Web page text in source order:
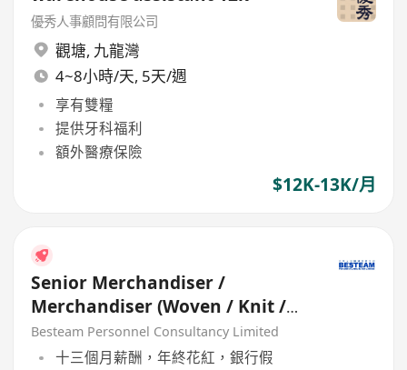
優秀人事顧問有限公司
觀塘, 九龍灣
4~8小時/天, 5天/週
享有雙糧
提供牙科福利
額外醫療保險
$12K-13K/月
Senior Merchandiser /
Merchandiser (Woven / Knit /
Sweater) - 5 days
Besteam Personnel Consultancy Limited
十三個月薪酬，年終花紅，銀行假